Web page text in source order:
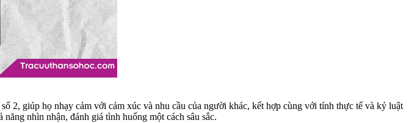
2, giúp họ nhạy cảm với cảm xúc và nhu cầu của người khác, kết hợp cùng với tính thực tế và kỷ luật
nhìn nhận, đánh giá tình huống một cách sâu sắc.